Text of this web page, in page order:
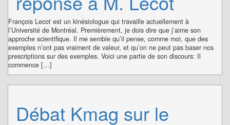
François Lecot est un kinésiologue qui travaille actuellement à
l’Université de Montréal. Premièrement, je dois dire que j’aime son
approche scientifique. Il me semble qu’il pense, comme moi, que des
exemples n’ont pas vraiment de valeur, et qu’on ne peut pas baser nos
prescriptions sur des exemples. Voici une partie de son discours: Il
commence […]
Débat Kmag sur le